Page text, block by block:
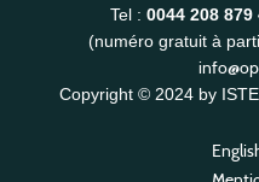
Tel : 0044 208 879
(numéro gratuit à
Copyright © 2024 by